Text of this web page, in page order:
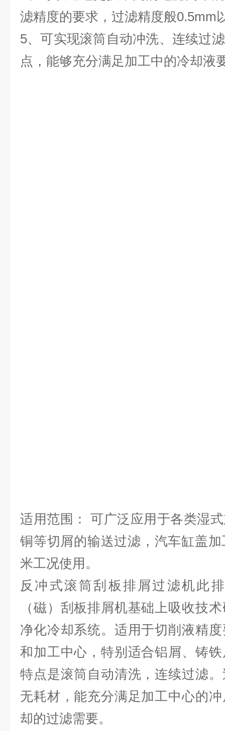
滤精度的要求，过滤精度般0.5mm
5、可实现滚筒自动冲洗、连续过
点，能够充分满足加工中的冷却液
适用范围： 可广泛应用于各类湿
铜等切屑的输送过滤，汽车缸盖
米工况使用。
反冲式滚筒刮板排屑过滤机此
（磁）刮板排屑机基础上吸收技
净化冷却系统。适用于切削液精
和加工中心，特别适合铝屑、铸
特点是滚筒自动清洗，连续过滤
无耗材，能充分满足加工中心的
却的过滤需要。